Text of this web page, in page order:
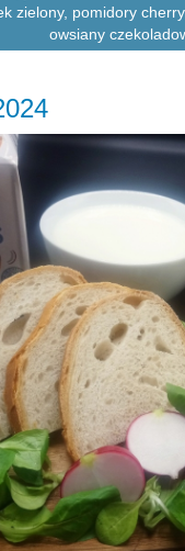
zielony, pomidory
owsiany